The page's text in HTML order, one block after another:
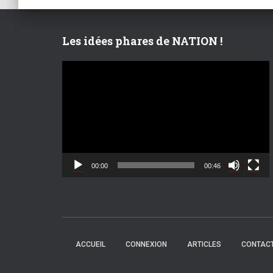
Les idées phares de NATION !
00:00 00:46
ACCUEIL CONNEXION ARTICLES